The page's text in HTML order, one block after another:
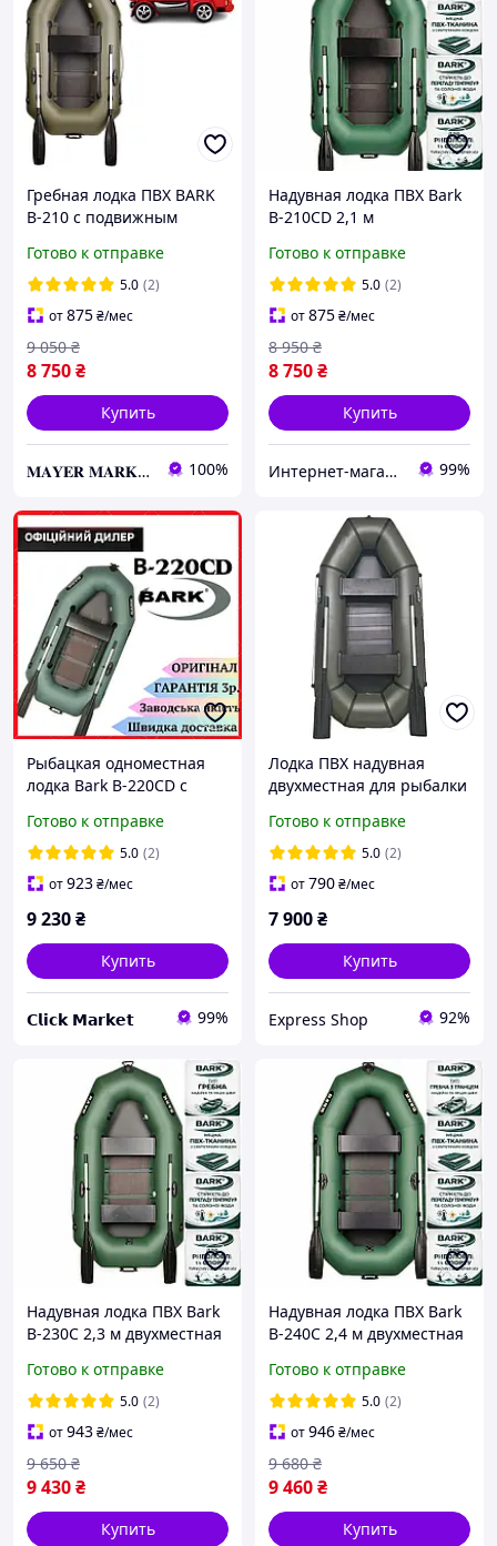
Гребная лодка ПВХ BARK
B-210 с подвижным
лодка Барк с рейковим
настилом для рыбалки
Готово к отправке
5.0 (2)
от875₴/мес
8 750₴
9 050 ₴
Купить
𝐌𝐀𝐘𝐄𝐑 𝐌𝐀𝐑𝐊𝐄𝐓 100%
Надувная лодка ПВХ Bark
B-210CD 2,1 м
реечный настил
передвижные сиденья
Готово к отправке
5.0 (2)
от875₴/мес
8 750₴
8 950 ₴
Купить
Интернет-магазин "ЧАЙКА" - качественные товары для быта, спорта, отдыха и туризма. 99%
Рыбацкая одноместная
лодка Bark B-220СD с
рейковым настилом и с
поворотным сидением
Готово к отправке
5.0 (2)
от923₴/мес
9 230₴
Купить
𝗖𝗹𝗶𝗰𝗸 𝗠𝗮𝗿𝗸𝗲𝘁 99%
Лодка ПВХ надувная
двухместная для рыбалки
дно фанерное рейковое
вес 12 кг
Готово к отправке
5.0 (2)
от790₴/мес
7 900₴
Купить
Express Shop 92%
Надувная лодка ПВХ Bark
B-230C 2,3 м двухместная
стационарные сиденья
Готово к отправке
5.0 (2)
от943₴/мес
9 430₴
9 650 ₴
Купить
Надувная лодка ПВХ Bark
B-240C 2,4 м двухместная
стационарные сиденья
Готово к отправке
5.0 (2)
от946₴/мес
9 460₴
9 680 ₴
Купить